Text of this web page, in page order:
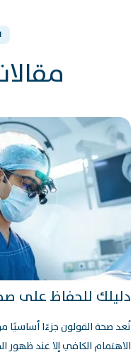
دليلك للحفاظ على
تُعد صحة القولون جزءًا أساسيًا من
الاهتمام الكافي إلا عند ظهور